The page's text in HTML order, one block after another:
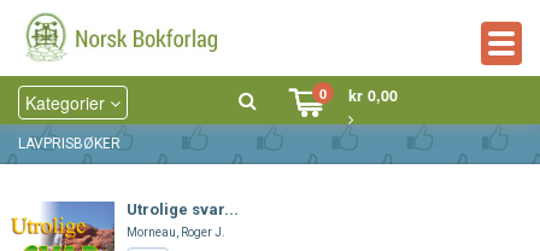
Kategorier
0 kr 0,00
LAVPRISBØKER
Utrolige svar...
Morneau, Roger J.